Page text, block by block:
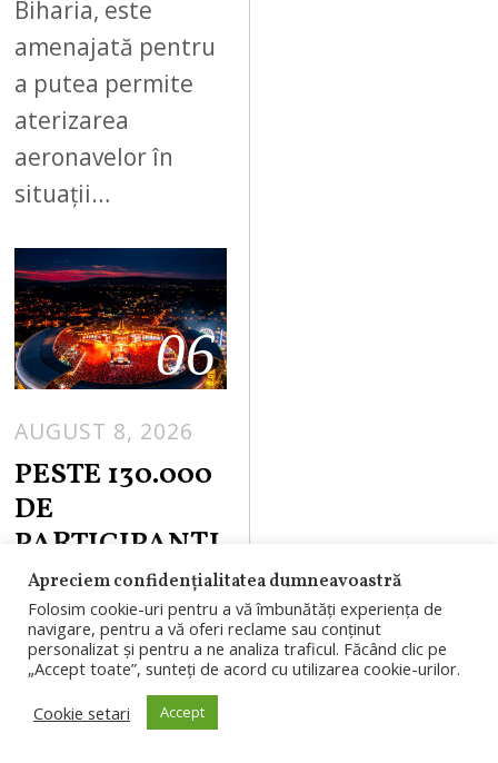
Biharia, este
amenajată pentru
a putea permite
aterizarea
aeronavelor în
situații…
06
AUGUST 8, 2026
PESTE 130.000
DE
PARTICIPANȚI
ÎN A DOUA ZI
DE UNTOLD.
SHOW-UL EPIC
AL ZAREI
LARSSON A
Apreciem confidențialitatea dumneavoastră
Folosim cookie-uri pentru a vă îmbunătăți experiența de
navigare, pentru a vă oferi reclame sau conținut
personalizat și pentru a ne analiza traficul. Făcând clic pe
„Accept toate”, sunteți de acord cu utilizarea cookie-urilor.
Cookie setari
Accept